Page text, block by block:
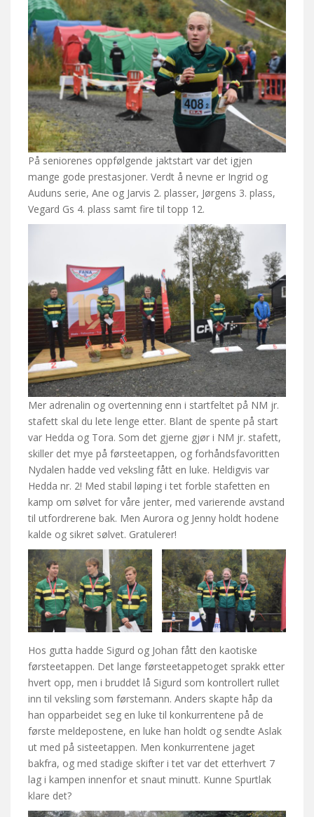
På seniorenes oppfølgende jaktstart var det igjen
mange gode prestasjoner. Verdt å nevne er Ingrid og
Auduns serie, Ane og Jarvis 2. plasser, Jørgens 3. plass,
Vegard Gs 4. plass samt fire til topp 12.
Mer adrenalin og overtenning enn i startfeltet på NM jr.
stafett skal du lete lenge etter. Blant de spente på start
var Hedda og Tora. Som det gjerne gjør i NM jr. stafett,
skiller det mye på førsteetappen, og forhåndsfavoritten
Nydalen hadde ved veksling fått en luke. Heldigvis var
Hedda nr. 2! Med stabil løping i tet forble stafetten en
kamp om sølvet for våre jenter, med varierende avstand
til utfordrerene bak. Men Aurora og Jenny holdt hodene
kalde og sikret sølvet. Gratulerer!
Hos gutta hadde Sigurd og Johan fått den kaotiske
førsteetappen. Det lange førsteetappetoget sprakk etter
hvert opp, men i bruddet lå Sigurd som kontrollert rullet
inn til veksling som førstemann. Anders skapte håp da
han opparbeidet seg en luke til konkurrentene på de
første meldepostene, en luke han holdt og sendte Aslak
ut med på sisteetappen. Men konkurrentene jaget
bakfra, og med stadige skifter i tet var det etterhvert 7
lag i kampen innenfor et snaut minutt. Kunne Spurtlak
klare det?